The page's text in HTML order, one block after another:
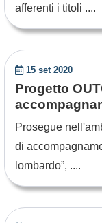
afferenti i titoli ....
15 set 2020
Progetto
Prosegue
di
lombardo”, ....